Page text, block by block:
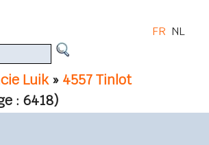
Luik» 4557 Tinlot
: 6418)
FR NL